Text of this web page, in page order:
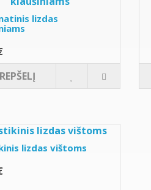
lizdas
lizdas vištoms